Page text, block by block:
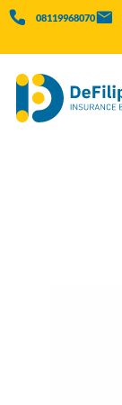
08119968070